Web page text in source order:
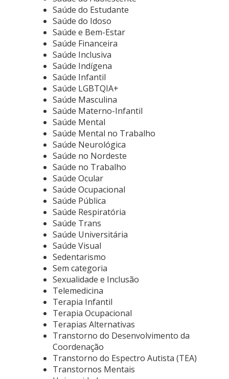
Saúde do Estudante
Saúde do Idoso
Saúde e Bem-Estar
Saúde Financeira
Saúde Inclusiva
Saúde Indígena
Saúde Infantil
Saúde LGBTQIA+
Saúde Masculina
Saúde Materno-Infantil
Saúde Mental
Saúde Mental no Trabalho
Saúde Neurológica
Saúde no Nordeste
Saúde no Trabalho
Saúde Ocular
Saúde Ocupacional
Saúde Pública
Saúde Respiratória
Saúde Trans
Saúde Universitária
Saúde Visual
Sedentarismo
Sem categoria
Sexualidade e Inclusão
Telemedicina
Terapia Infantil
Terapia Ocupacional
Terapias Alternativas
Transtorno do Desenvolvimento da
Coordenação
Transtorno do Espectro Autista (TEA)
Transtornos Mentais